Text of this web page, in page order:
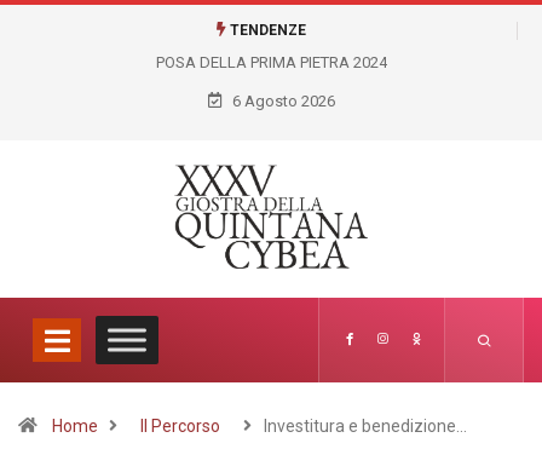
TENDENZE
DELLA PRIMA PIETRA 2024
GIOSTRA VIRTUALE LICEO
ARTISTICO FELICE PALMA
6 Agosto 2026
Home Il Percorso Investitura e benedizione…